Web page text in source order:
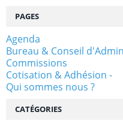
PAGES
Agenda
Bureau & Conseil
Commissions
Cotisation & Adhésion -
Qui sommes nous ?
CATÉGORIES